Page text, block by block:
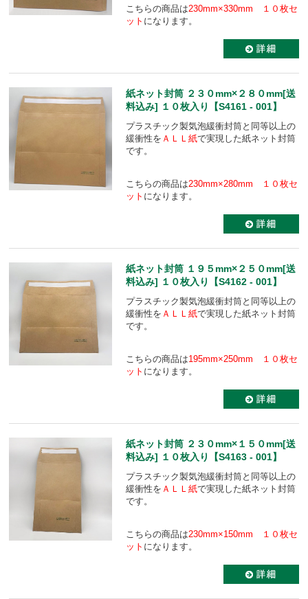
こちらの商品は230mm×330mm １０枚セ
ット になります。
紙ネット封筒 ２３０mm×２８０mm[送
料込み] １０枚入り【S4161 - 001】
プラスチック製気泡緩衝封筒と同等以上の
緩衝性を ＡＬＬ紙で実現した紙ネット封筒
です。
こちらの商品は230mm×280mm １０枚セ
ット になります。
紙ネット封筒 １９５mm×２５０mm[送
料込み] １０枚入り【S4162 - 001】
プラスチック製気泡緩衝封筒と同等以上の
緩衝性を ＡＬＬ紙で実現した紙ネット封筒
です。
こちらの商品は195mm×250mm １０枚セ
ット になります。
紙ネット封筒 ２３０mm×１５０mm[送
料込み] １０枚入り【S4163 - 001】
プラスチック製気泡緩衝封筒と同等以上の
緩衝性を ＡＬＬ紙で実現した紙ネット封筒
です。
こちらの商品は230mm×150mm １０枚セ
ット になります。